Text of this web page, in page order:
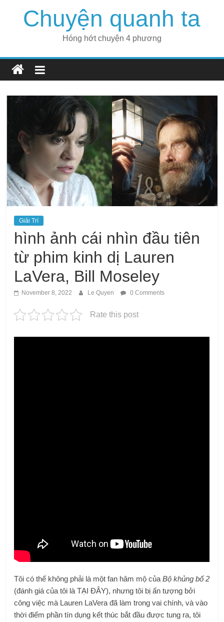
Chuyện quanh ta
Hóng hớt chuyện 4 phương
Giải Trí
hình ảnh cái nhìn đầu tiên
từ phim kinh dị Lauren
LaVera, Bill Moseley
November 8, 2022 Le Quyen 0 Comments
Rate this post
Tôi có thể không phải là một fan hâm mộ củaBộ khủng bố 2
(đánh giá của tôi là TẠI ĐÂY), nhưng tôi bị ấn tượng bởi
công việc mà Lauren LaVera đã làm trong vai chính, và vào
thời điểm phần tín dụng kết thúc bắt đầu được tung ra, tôi